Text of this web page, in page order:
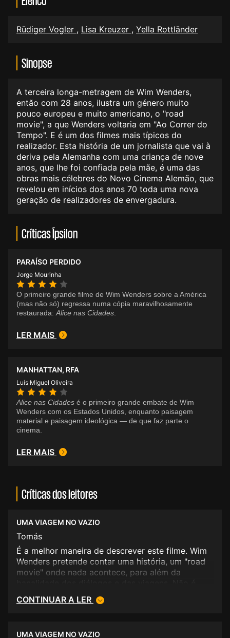
Rüdiger Vogler , Lisa Kreuzer , Yella Rottländer
Sinopse
A terceira longa-metragem de Wim Wenders,
então com 28 anos, ilustra um género muito
pouco europeu e muito americano, o "road
movie", a que Wenders voltaria em "Ao Correr do
Tempo". E é um dos filmes mais típicos do
realizador. Esta história de um jornalista que vai à
deriva pela Alemanha com uma criança de nove
anos, que lhe foi confiada pela mãe, é uma das
obras mais célebres do Novo Cinema Alemão, que
revelou em inícios dos anos 70 toda uma nova
geração de realizadores de envergadura.
Críticas Ípsilon
PARAÍSO PERDIDO
Jorge Mourinha
O primeiro grande filme de Wim Wenders sobre a América
(mas não só) regressa numa cópia maravilhosamente
restaurada:Alice nas Cidades.
LER MAIS
MANHATTAN, RFA
Luís Miguel Oliveira
Alice nas Cidades é o primeiro grande embate de Wim
Wenders com os Estados Unidos, enquanto paisagem
material e paisagem ideológica — de que faz parte o
cinema.
LER MAIS
Críticas dos leitores
UMA VIAGEM NO VAZIO
Tomás
É a melhor maneira de descrever este filme. Wim
Wenders pretende contar uma história, um "road
movie" onde nada acontece, para além da
primeira fase. 1/5.
CONTINUAR A LER
UMA VIAGEM NO VAZIO